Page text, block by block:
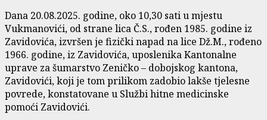
Dana 20.08.2025. godine, oko 10,30 sati u mjestu
Vukmanovići, od strane lica Č.S., rođen 1985. godine iz
Zavidovića, izvršen je fizički napad na lice Dž.M., rođeno
1966. godine, iz Zavidovića, uposlenika Kantonalne
uprave za šumarstvo Zeničko – dobojskog kantona,
Zavidovići, koji je tom prilikom zadobio lakše tjelesne
povrede, konstatovane u Službi hitne medicinske
pomoći Zavidovići.